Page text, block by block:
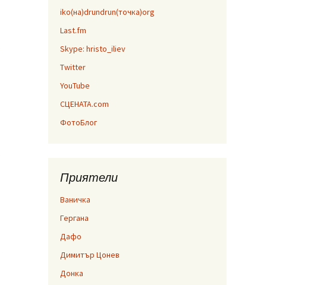
iko(на)drundrun(точка)org
Last.fm
Skype: hristo_iliev
Twitter
YouTube
СЦЕНАТА.com
ФотоБлог
Приятели
Ваничка
Гергана
Дафо
Димитър Цонев
Донка